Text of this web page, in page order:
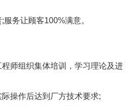
务让顾客100%满意。
师组织集体培训，学习理论及进
操作后达到厂方技术要求;